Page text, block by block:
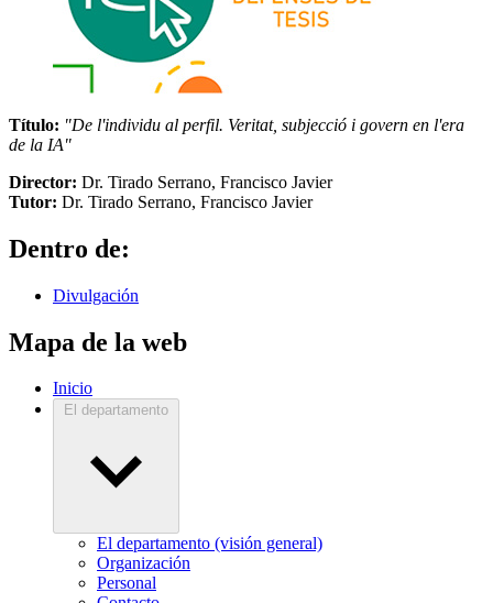
Título: "De l'individu al perfil. Veritat, subjecció i govern en l'era
de la IA"
Director: Dr. Tirado Serrano, Francisco Javier
Tutor: Dr. Tirado Serrano, Francisco Javier
Dentro de:
Divulgación
Mapa de la web
Inicio
El departamento
El departamento (visión general)
Organización
Personal